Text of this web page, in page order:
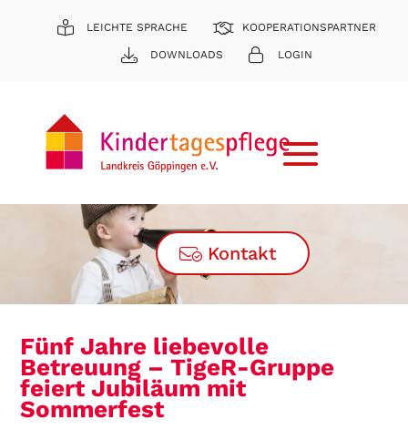
LEICHTE SPRACHE KOOPERATIONSPARTNER
DOWNLOADS LOGIN
Kontakt
Fünf Jahre liebevolle
Betreuung – TigeR-Gruppe
feiert Jubiläum mit
Sommerfest